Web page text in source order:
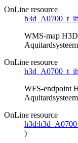
OnLine resource
h3d_A0700_t_ih
WMS-map
Aquitardsysteem
OnLine resource
h3d_A0700_t_ih
WFS-endpoint
Aquitardsysteem
OnLine resource
)